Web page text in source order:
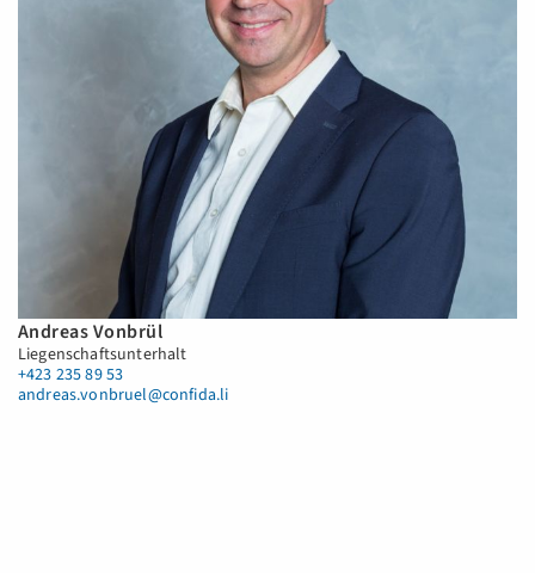
Andreas Vonbrül
Liegenschaftsunterhalt
+423 235 89 53
andreas.vonbruel@confida.li